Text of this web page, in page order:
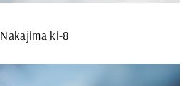
Nakajima ki-8